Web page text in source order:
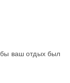
ваш отдых был